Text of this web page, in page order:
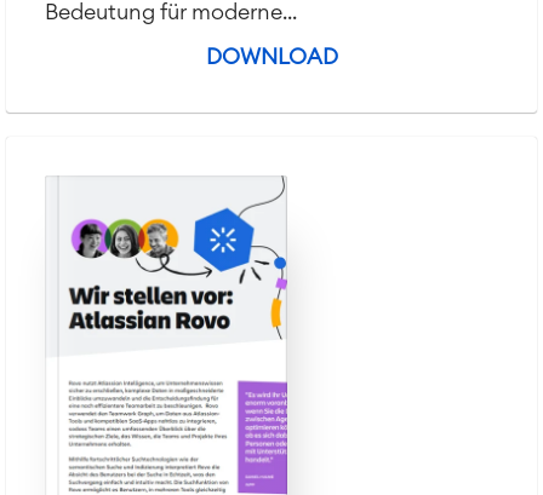
Bedeutung für moderne...
DOWNLOAD